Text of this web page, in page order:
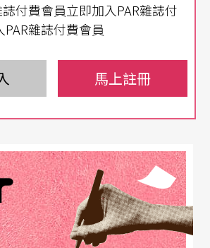
藝術融合
跨領域藝術家
克里斯汀．赫佐
喚了位於一五四五年法國的特定
法蘭西斯一世（François I）的委
作品的時刻，然而克里斯汀．赫
這位私德有些敗壞的藝術家，卻
來自於水神寧芙仙女（Nymph）
付費會員立即加入PAR雜誌付
雜誌付費會員
馬上註冊